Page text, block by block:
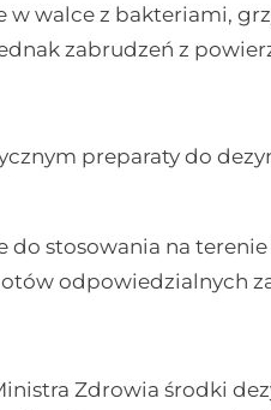
w walce z bakteriami,
zabrudzeń z
preparaty do
stosowania na
odpowiedzialnych
Zdrowia środki